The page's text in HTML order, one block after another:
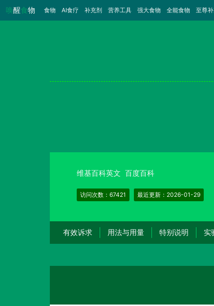
唤醒食物 食物 （当前）
AI食疗 补充剂 营养工具 强大食物 全能食物 至尊
维基百科英文 百度百科
访问次数：67421 最近更新：2026-01-29
有效诉求 用法与用量 特别说明 实